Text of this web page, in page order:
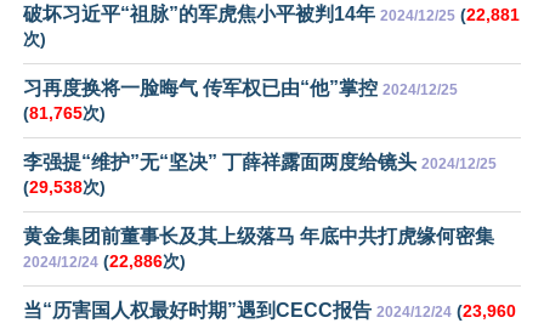
破坏习近平“祖脉”的军虎焦小平被判14年 2024/12/25 (22,881
次)
习再度换将一脸晦气 传军权已由“他”掌控 2024/12/25
(81,765次)
李强提“维护”无“坚决” 丁薛祥露面两度给镜头 2024/12/25
(29,538次)
黄金集团前董事长及其上级落马 年底中共打虎缘何密集
2024/12/24 (22,886次)
当“历害国人权最好时期”遇到CECC报告 2024/12/24 (23,960